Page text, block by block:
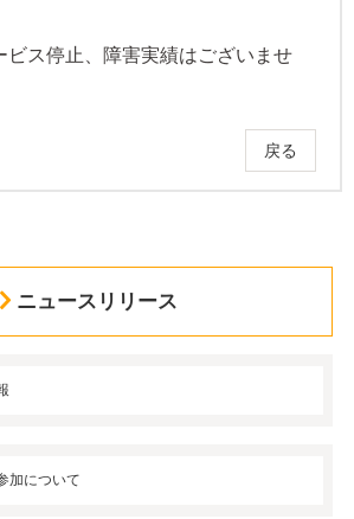
ビス停止、障害実績はございませ
戻る
ニュースリリース
加について